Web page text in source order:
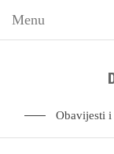
Menu
Obavijesti